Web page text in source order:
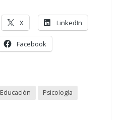
X LinkedIn
Facebook
Educación
Psicología